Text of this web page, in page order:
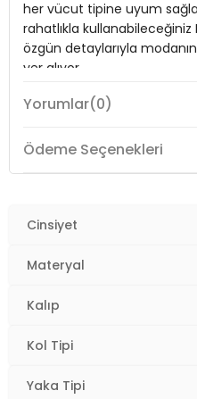
Kalınlık:Orta
Kalıp Bilgisi: Standart Fit
Detaylar:Taşlı
her vücut tipine uyum
rahatlıkla kullanabileceğiniz
özgün detaylarıyla
yer alıyor.
Yorumlar(0)
Ödeme Seçenekleri
Cinsiyet
Materyal
Kalıp
Kol Tipi
Yaka Tipi